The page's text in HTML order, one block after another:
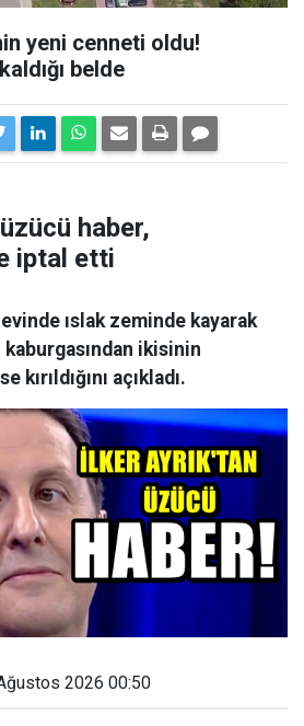
yeni cenneti oldu!
belde
haber,
iptal etti
ıslak zeminde kayarak
ikisinin
kırıldığını açıkladı.
2026 00:50